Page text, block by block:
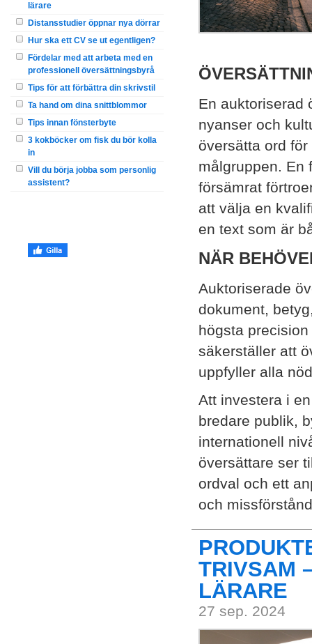
lärare
Distansstudier öppnar nya dörrar
Hur ska ett CV se ut egentligen?
Fördelar med att arbeta med en
professionell översättningsbyrå
Tips för att förbättra din skrivstil
Ta hand om dina snittblommor
Tips innan fönsterbyte
3 kokböcker om fisk du bör kolla
in
Vill du börja jobba som personlig
assistent?
En auktoriserad
nyanser och
översätta ord
målgruppen. En
försämrat
att välja en
en text som är
NÄR
Auktoriserade
dokument,
högsta
säkerställer att
uppfyller alla
Att investera i
bredare publik,
internationell
översättare ser
ordval och ett
och
TRIVSAM
LÄRARE
27 sep. 2024